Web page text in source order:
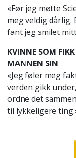
«Før jeg møtte
meg veldig
fant jeg smilet
KVINNE SOM
MANNEN SIN
«Jeg føler meg
verden gikk
ordne det
til lykkeligere